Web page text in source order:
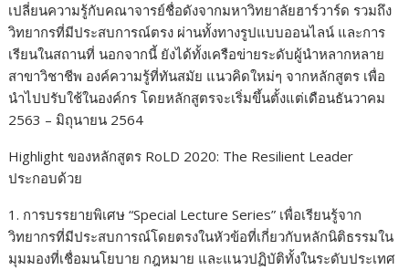
เปลี่ยนความรู้กับคณาจารย์ชื่อดังจากมหาวิทยาลัยฮาร์วาร์ด รวมถึง
วิทยากรที่มีประสบการณ์ตรง ผ่านทั้งทางรูปแบบออนไลน์ และการ
เรียนในสถานที่ นอกจากนี้ ยังได้ทั้งเครือข่ายระดับผู้นำหลากหลาย
สาขาวิชาชีพ องค์ความรู้ที่ทันสมัย แนวคิดใหม่ๆ จากหลักสูตร เพื่อ
นำไปปรับใช้ในองค์กร โดยหลักสูตรจะเริ่มขึ้นตั้งแต่เดือนธันวาคม
2563 – มิถุนายน 2564
Highlightของหลักสูตร RoLD 2020: The Resilient Leader
ประกอบด้วย
1. การบรรยายพิเศษ “Special Lecture Series” เพื่อเรียนรู้จาก
วิทยากรที่มีประสบการณ์โดยตรงในหัวข้อที่เกี่ยวกับหลักนิติธรรมใน
มุมมองที่เชื่อมนโยบาย กฎหมาย และแนวปฏิบัติทั้งในระดับประเทศ